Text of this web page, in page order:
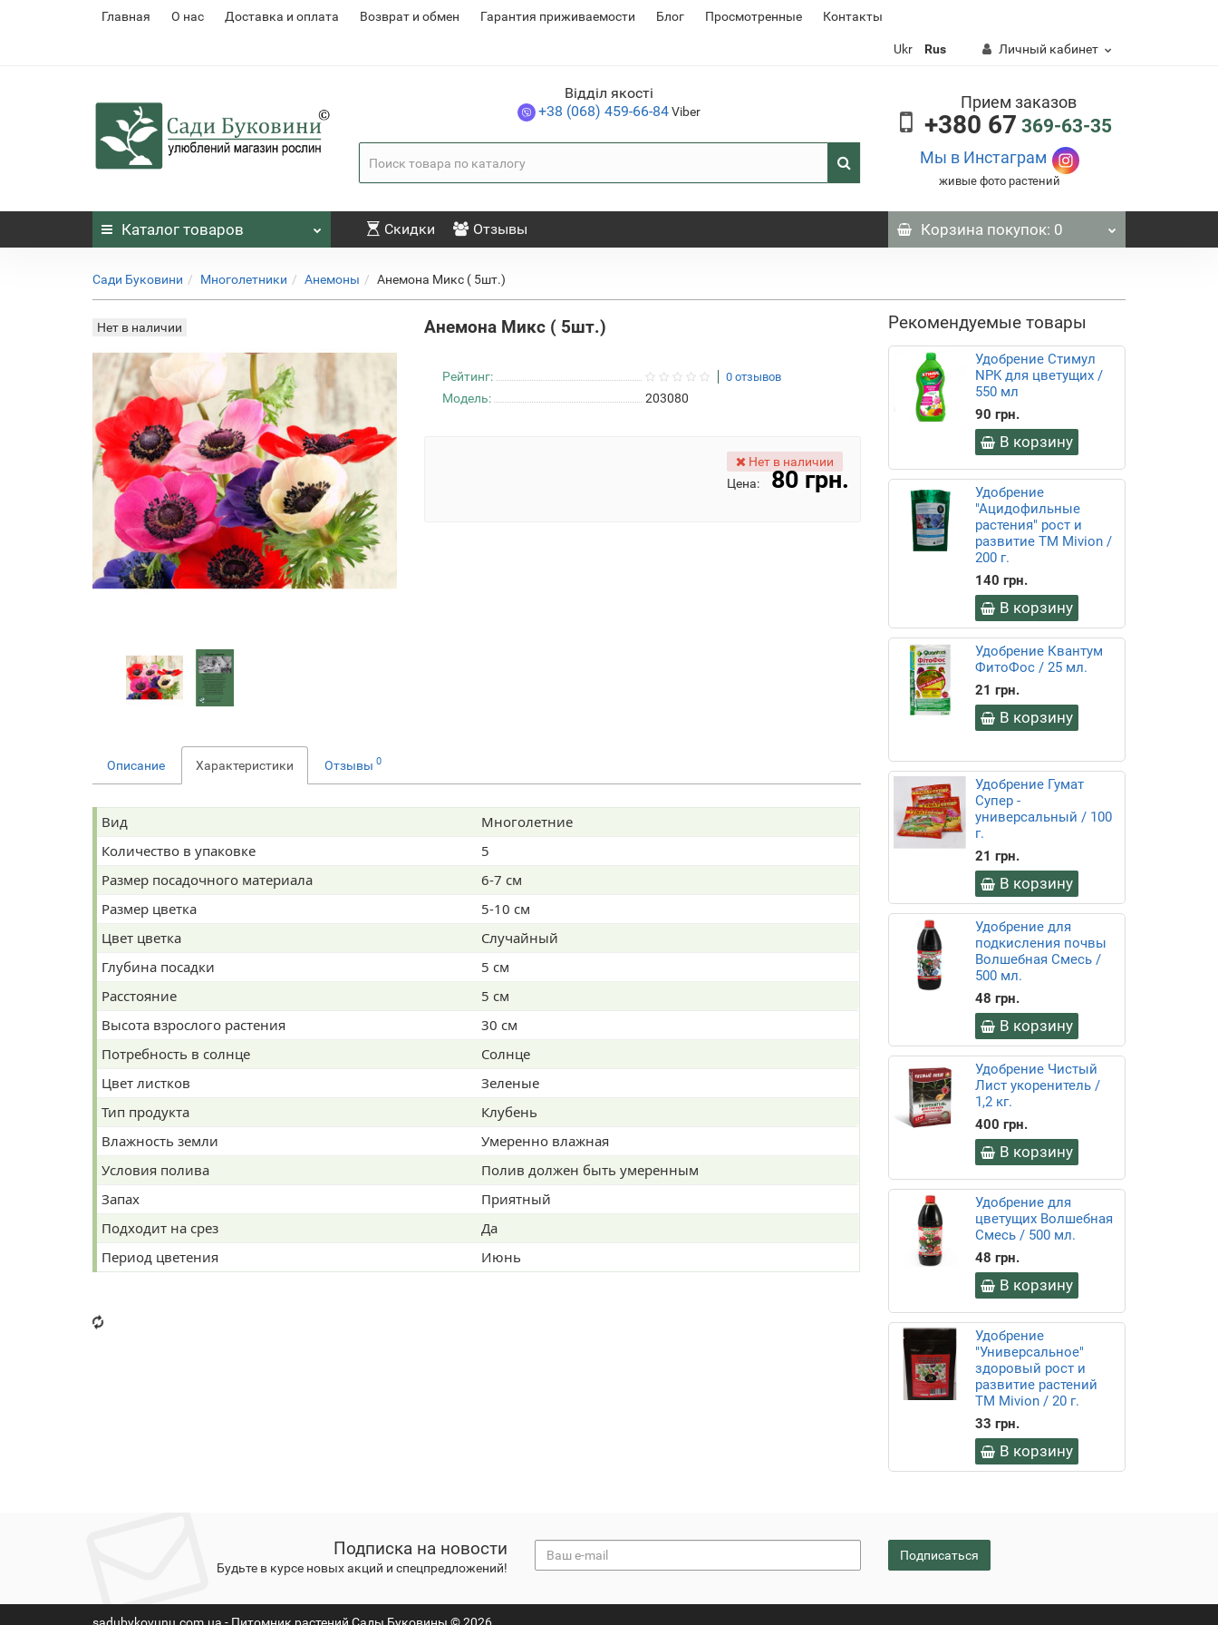
Главная О нас Доставка и оплата Возврат и обмен Гарантия приживаемости Блог Просмотренные Контакты
Ukr Rus Личный кабинет
Відділ якості
+38 (068) 459-66-84Viber Прием заказов
+380 67 369-63-35
Мы в Инстаграм
живые фото растений
Каталог товаров Скидки Отзывы Корзина покупок: 0
Сади Буковини Многолетники Анемоны Анемона Микс ( 5шт.)
Нет в наличии Анемона Микс ( 5шт.)
Рейтинг: 0 отзывов
Модель: 203080
Нет в наличии
Цена:
80 грн.
Описание Характеристики Отзывы 0
Вид
Многолетние
Количество в упаковке
5
Размер посадочного материала
6-7 см
Размер цветка
5-10 см
Цвет цветка
Случайный
Глубина посадки
5 см
Расстояние
5 см
Высота взрослого растения
30 см
Потребность в солнце
Солнце
Цвет листков
Зеленые
Тип продукта
Клубень
Влажность земли
Умеренно влажная
Условия полива
Полив должен быть умеренным
Запах
Приятный
Подходит на срез
Да
Период цветения
Июнь
Рекомендуемые товары
Удобрение Стимул
NPK для цветущих /
550 мл
90 грн.
В корзину
Удобрение
"Ацидофильные
растения" рост и
развитие ТМ Mivion /
200 г.
140 грн.
В корзину
Удобрение Квантум
ФитоФос / 25 мл.
21 грн.
В корзину
Удобрение Гумат
Супер -
универсальный / 100
г.
21 грн.
В корзину
Удобрение для
подкисления почвы
Волшебная Смесь /
500 мл.
48 грн.
В корзину
Удобрение Чистый
Лист укоренитель /
1,2 кг.
400 грн.
В корзину
Удобрение для
цветущих Волшебная
Смесь / 500 мл.
48 грн.
В корзину
Удобрение
"Универсальное"
здоровый рост и
развитие растений
ТМ Mivion / 20 г.
33 грн.
В корзину
Подписка на новости
Будьте в курсе новых акций и спецпредложений!
Подписаться